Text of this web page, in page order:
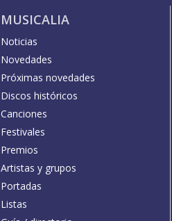
MUSICALIA
Noticias
Novedades
Próximas novedades
Discos históricos
Canciones
Festivales
Premios
Artistas y grupos
Portadas
Listas